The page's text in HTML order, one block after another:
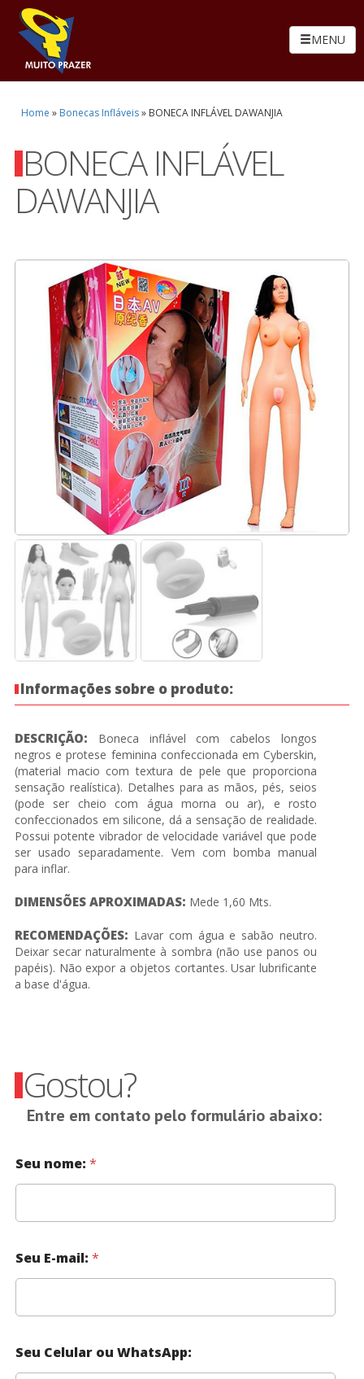
MENU
Home » Bonecas Infláveis» BONECA INFLÁVEL DAWANJIA
BONECA INFLÁVEL
DAWANJIA
Informações sobre o produto:
DESCRIÇÃO: Boneca inflável com cabelos longos
negros e protese feminina confeccionada em Cyberskin,
(material macio com textura de pele que proporciona
sensação realística). Detalhes para as mãos, pés, seios
(pode ser cheio com água morna ou ar), e rosto
confeccionados em silicone, dá a sensação de realidade.
Possui potente vibrador de velocidade variável que pode
ser usado separadamente. Vem com bomba manual
para inflar.
DIMENSÕES APROXIMADAS: Mede 1,60 Mts.
RECOMENDAÇÕES: Lavar com água e sabão neutro.
Deixar secar naturalmente à sombra (não use panos ou
papéis). Não expor a objetos cortantes. Usar lubrificante
a base d'água.
Gostou?
Entre em contato pelo formulário abaixo:
Seu nome: *
Seu E-mail: *
Seu Celular ou WhatsApp: